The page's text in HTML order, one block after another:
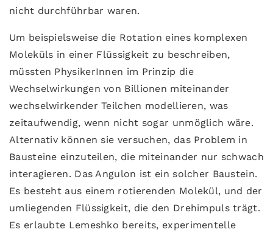
nicht durchführbar waren.
Um beispielsweise die Rotation eines komplexen
Moleküls in einer Flüssigkeit zu beschreiben,
müssten PhysikerInnen im Prinzip die
Wechselwirkungen von Billionen miteinander
wechselwirkender Teilchen modellieren, was
zeitaufwendig, wenn nicht sogar unmöglich wäre.
Alternativ können sie versuchen, das Problem in
Bausteine ​​einzuteilen, die miteinander nur schwach
interagieren. Das Angulon ist ein solcher Baustein.
Es besteht aus einem rotierenden Molekül, und der
umliegenden Flüssigkeit, die den Drehimpuls trägt.
Es erlaubte Lemeshko bereits, experimentelle